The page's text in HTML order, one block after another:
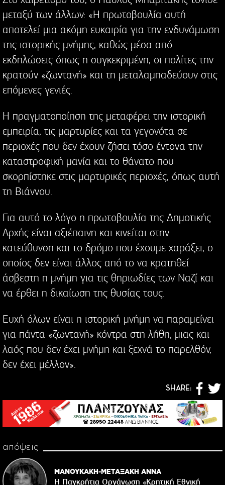
μεταξύ των άλλων: «Η πρωτοβουλία αυτή
αποτελεί μια ακόμη ευκαιρία για την ενδυνάμωση
της ιστορικής μνήμης, καθώς μέσα από
εκδηλώσεις όπως η συγκεκριμένη, οι πολίτες την
κρατούν «ζωντανή» και τη μεταλαμπαδεύουν στις
επόμενες γενιές.
Η πραγματοποίηση της μεταφέρει την ιστορική
εμπειρία, τις μαρτυρίες και τα γεγονότα σε
περιοχές που δεν έχουν ζήσει τόσο έντονα την
καταστροφική μανία και το θάνατο που
σκορπίστηκε στις μαρτυρικές περιοχές, όπως αυτή
τη Βιάννου.
Για αυτό το λόγο η πρωτοβουλία της Δημοτικής
Αρχής είναι αξιέπαινη και κινείται στην
κατεύθυνση και το δρόμο που έχουμε χαράξει, ο
οποίος δεν είναι άλλος από το να κρατηθεί
άσβεστη η μνήμη για τις θηριωδίες των Ναζί και
να έρθει η δικαίωση της θυσίας τους.
Ευχή όλων είναι η ιστορική μνήμη να παραμείνει
για πάντα «ζωντανή» κόντρα στη λήθη, μιας και
λαός που δεν έχει μνήμη και ξεχνά το παρελθόν,
δεν έχει μέλλον».
SHARE:
απόψεις
ΜΑΝΟΥΚΑΚΗ-ΜΕΤΑΞΑΚΗ ΑΝΝΑ
Η Παγκρήτια Οργάνωση «Κρητική Εθνική